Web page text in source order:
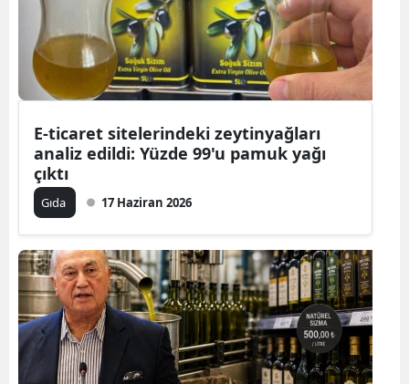
E-ticaret sitelerindeki zeytinyağları
analiz edildi: Yüzde 99'u pamuk yağı
çıktı
Gıda 17 Haziran 2026